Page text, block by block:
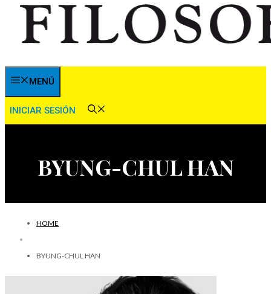
MENÚ
INICIAR SESIÓN
BYUNG-CHUL HAN
HOME
BYUNG-CHUL HAN